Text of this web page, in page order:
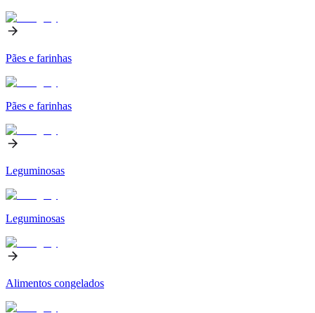
Pães e farinhas
Pães e farinhas
Leguminosas
Leguminosas
Alimentos congelados